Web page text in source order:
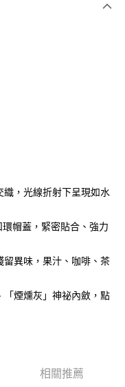
個工作天內寄出
個工作天內寄出
查看運費
織，光線折射下呈現如水
環帽蓋，緊密貼合、強力
留異味，果汁、咖啡、茶
「煙燻灰」神祕內斂，點
相關推薦